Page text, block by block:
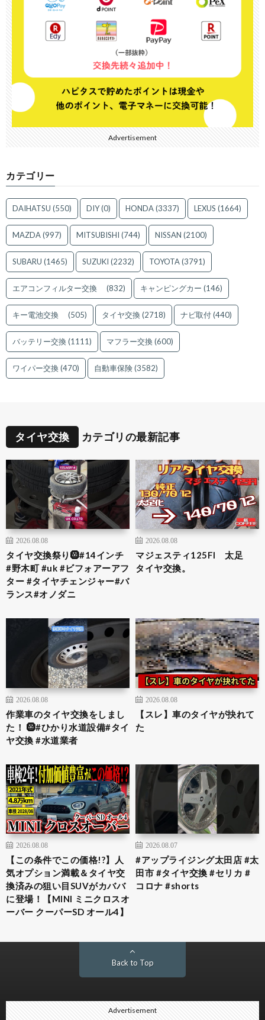
Advertisement
カテゴリー
DAIHATSU (550) DIY(0) HONDA(3337) LEXUS (1664)
MAZDA(997) MITSUBISHI (744) NISSAN (2100)
SUBARU (1465) SUZUKI (2232) TOYOTA(3791)
エアコンフィルター交換 (832) キャンピングカー (146)
キー電池交換 (505) タイヤ交換(2718) ナビ取付(440)
バッテリー交換(1111) マフラー交換(600)
ワイパー交換(470) 自動車保険(3582)
タイヤ交換 カテゴリの最新記事
2026.08.08
タイヤ交換祭り🛞#14インチ
#野木町 #uk #ビフォアーアフ
ター #タイヤチェンジャー#バ
ランス#オノダニ
2026.08.08
マジェスティ125FI 太足
タイヤ交換。
2026.08.08
作業車のタイヤ交換をしまし
た！ 🛞#ひかり水道設備#タイ
ヤ交換 #水道業者
2026.08.08
【スレ】車のタイヤが抉れて
た
2026.08.08
【この条件でこの価格!?】人
気オプション満載＆タイヤ交
換済みの狙い目SUVがカババ
に登場！【MINI ミニクロスオ
ーバー クーパーSD オール4】
2026.08.07
#アップライジング太田店 #太
田市 #タイヤ交換 #セリカ #
コロナ #shorts
Back to Top
Advertisement